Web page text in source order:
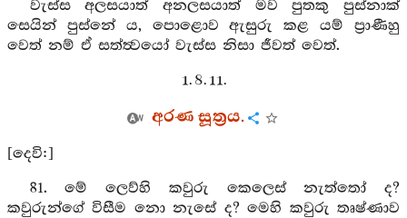
වැස්ස අලසයාත් අනලසයාත් මව පුතකු පුස්නාක්
සෙයින් පුස්නේ ය, පොළොව ඇසුරු කළ යම් ප්‍රාණීහු
වෙත් නම් ඒ සත්ත්‍වයෝ වැස්ස නිසා ජීවත් වෙත්.
1. 8. 11.
අරණ සූත්‍රය.
[දෙවි:]
81. මේ ලෙව්හි කවුරු කෙලෙස් නැත්තෝ ද?
කවුරුන්ගේ විසීම නො නැසේ ද? මෙහි කවුරු තෘෂ්ණාව